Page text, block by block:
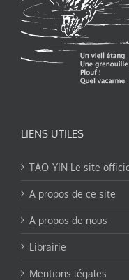
LIENS UTILES
TAO-YIN Le site
A propos de ce site
A propos de nous
Librairie
Mentions légales